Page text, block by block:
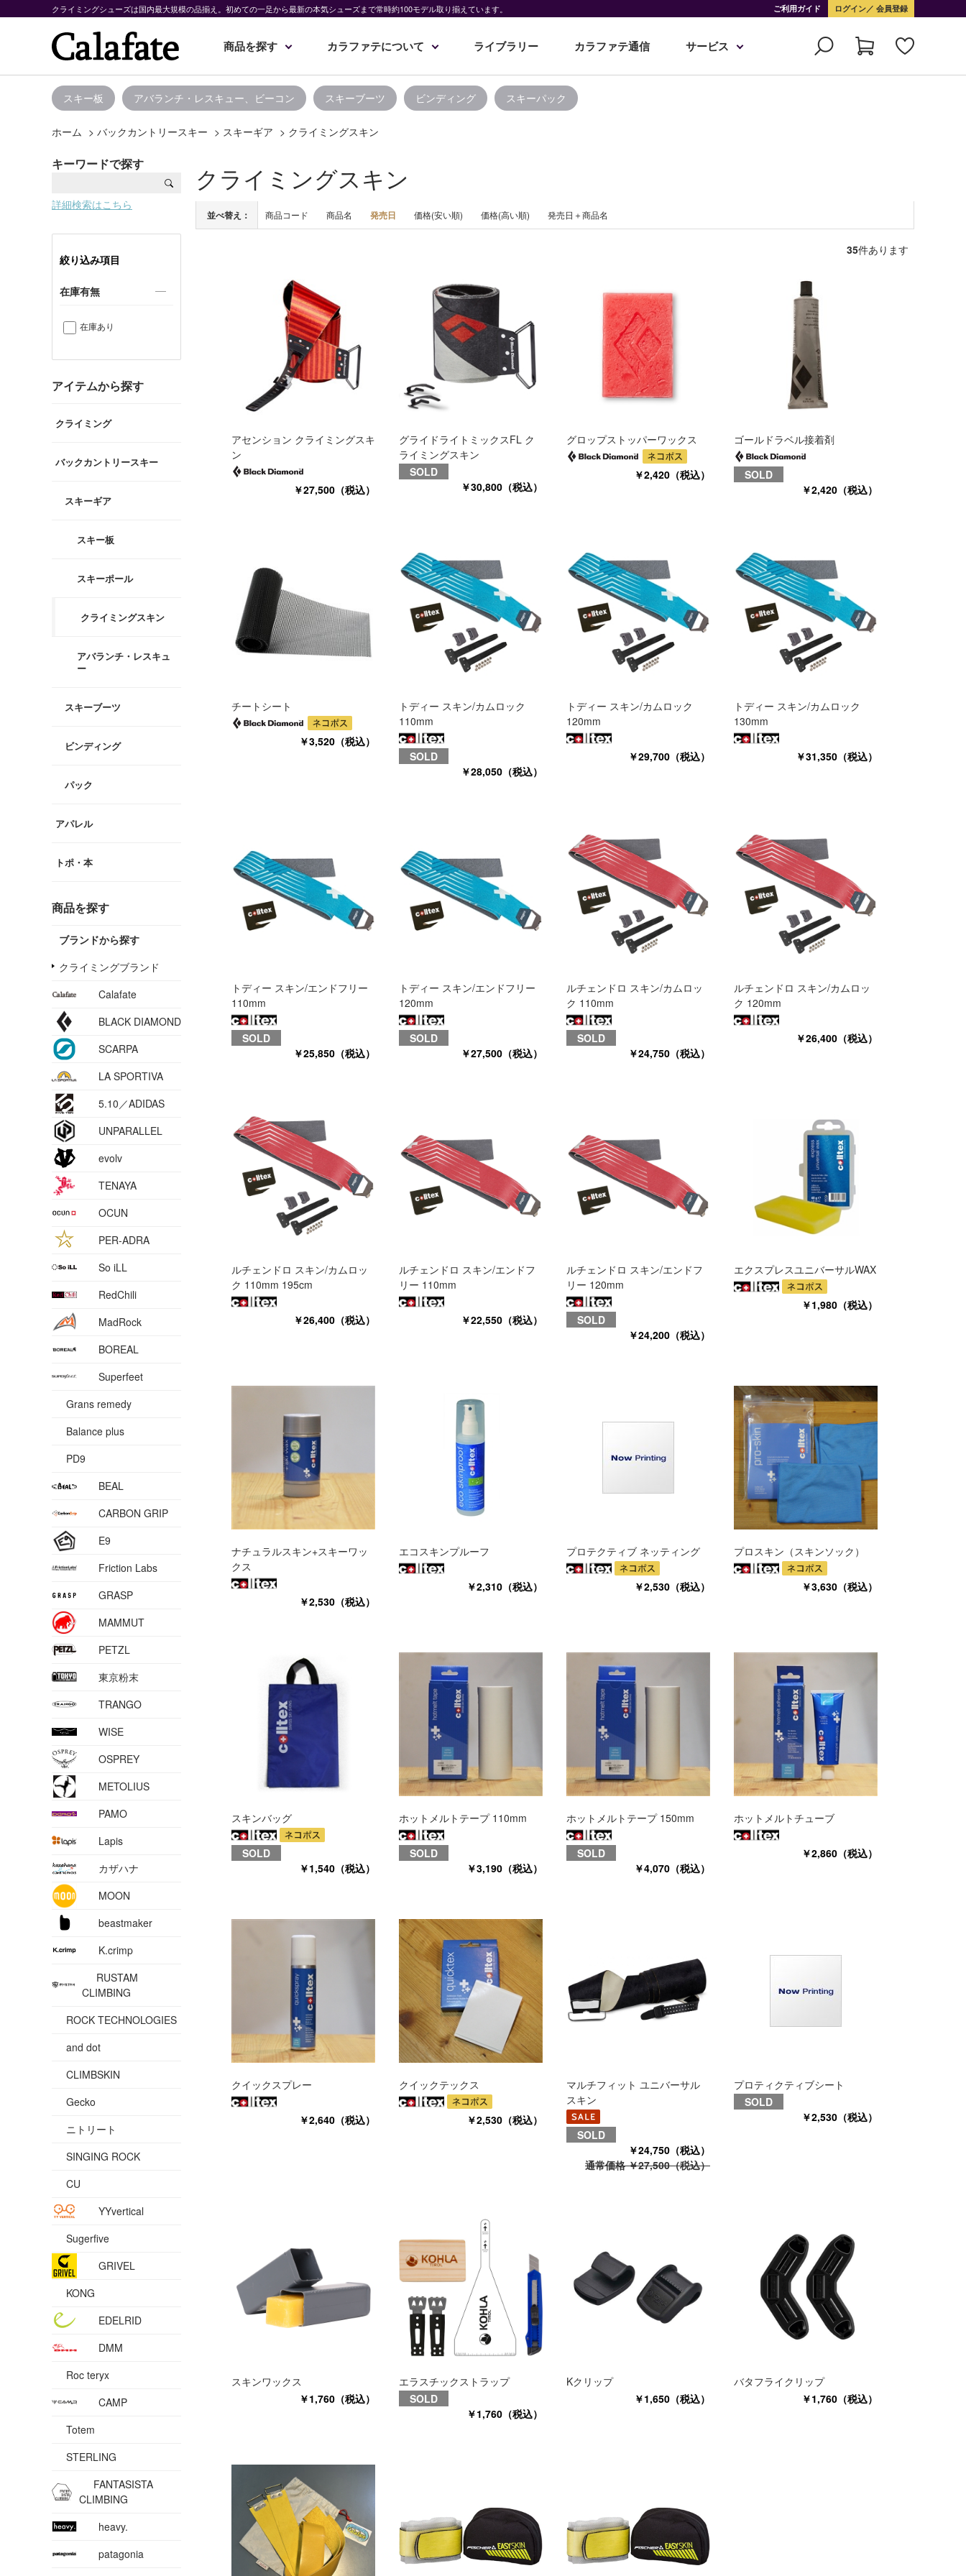
クライミングシューズは国内最大規模の品揃え。初めての一足から最新の本気シューズまで常時約100モデル取り揃えています。 ご利用ガイド ログイン 会員登録
商品を探す カラファテについて ライブラリー カラファテ通信 サービス
スキー板 アバランチ・レスキュー、ビーコン スキーブーツ ビンディング スキーパック
ホーム > バックカントリースキー > スキーギア > クライミングスキン
キーワードで探す
詳細検索はこちら
絞り込み項目
在庫有無
在庫あり
アイテムから探す
クライミング
バックカントリースキー
スキーギア
スキー板
スキーポール
クライミングスキン
アバランチ・レスキュ
ー
スキーブーツ
ビンディング
パック
アパレル
トポ・本
商品を探す
ブランドから探す
クライミングブランド
Calafate
BLACK DIAMOND
SCARPA
LA SPORTIVA
5.10／ADIDAS
UNPARALLEL
evolv
TENAYA
OCUN
PER-ADRA
So iLL
RedChili
MadRock
BOREAL
Superfeet
Grans remedy
Balance plus
PD9
BEAL
CARBON GRIP
E9
Friction Labs
GRASP
MAMMUT
PETZL
東京粉末
TRANGO
WISE
OSPREY
METOLIUS
PAMO
Lapis
カザハナ
MOON
beastmaker
K.crimp
RUSTAM
CLIMBING
ROCK TECHNOLOGIES
and dot
CLIMBSKIN
Gecko
ニトリート
SINGING ROCK
CU
YYvertical
Sugerfive
GRIVEL
KONG
EDELRID
DMM
Roc teryx
CAMP
Totem
STERLING
FANTASISTA
CLIMBING
heavy.
patagonia
クライミングスキン
並べ替え： 商品コード 商品名 発売日 価格(安い順) 価格(高い順) 発売日＋商品名
35件あります
アセンション クライミングスキ
ン
￥27,500（税込）
グライドライトミックスFL ク
ライミングスキン
SOLD
￥30,800（税込）
グロップストッパーワックス
￥2,420（税込）
ゴールドラベル接着剤
SOLD
￥2,420（税込）
チートシート
￥3,520（税込）
トディー スキン/カムロック
110mm
SOLD
￥28,050（税込）
トディー スキン/カムロック
120mm
￥29,700（税込）
トディー スキン/カムロック
130mm
￥31,350（税込）
トディー スキン/エンドフリー
110mm
SOLD
￥25,850（税込）
トディー スキン/エンドフリー
120mm
SOLD
￥27,500（税込）
ルチェンドロ スキン/カムロッ
ク 110mm
SOLD
￥24,750（税込）
ルチェンドロ スキン/カムロッ
ク 120mm
￥26,400（税込）
ルチェンドロ スキン/カムロッ
ク 110mm 195cm
￥26,400（税込）
ルチェンドロ スキン/エンドフ
リー 110mm
￥22,550（税込）
ルチェンドロ スキン/エンドフ
リー 120mm
SOLD
￥24,200（税込）
エクスプレスユニバーサルWAX
￥1,980（税込）
ナチュラルスキン+スキーワッ
クス
￥2,530（税込）
エコスキンプルーフ
￥2,310（税込）
プロテクティブ ネッティング
￥2,530（税込）
プロスキン（スキンソック）
￥3,630（税込）
スキンバッグ
SOLD
￥1,540（税込）
ホットメルトテープ 110mm
SOLD
￥3,190（税込）
ホットメルトテープ 150mm
SOLD
￥4,070（税込）
ホットメルトチューブ
￥2,860（税込）
クイックスプレー
￥2,640（税込）
クイックテックス
￥2,530（税込）
マルチフィット ユニバーサル
スキン
SOLD
￥24,750（税込）
通常価格 ￥27,500（税込）
プロティクティブシート
SOLD
￥2,530（税込）
スキンワックス
￥1,760（税込）
エラスチックストラップ
SOLD
￥1,760（税込）
Kクリップ
￥1,650（税込）
バタフライクリップ
￥1,760（税込）